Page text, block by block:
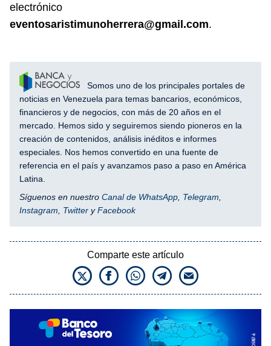
electrónico
eventosaristimunoherrera@gmail.com.
Somos uno de los principales portales de
noticias en Venezuela para temas bancarios, económicos,
financieros y de negocios, con más de 20 años en el
mercado. Hemos sido y seguiremos siendo pioneros en la
creación de contenidos, análisis inéditos e informes
especiales. Nos hemos convertido en una fuente de
referencia en el país y avanzamos paso a paso en América
Latina.
Síguenos en nuestro Canal de WhatsApp Telegram
Instagram
Twitter yFacebook
Comparte este artículo